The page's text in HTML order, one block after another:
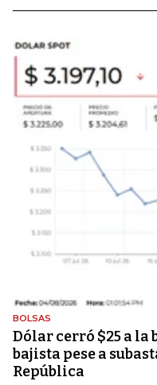
BOLSAS
Dólar cerró $25 a la
bajista pese a
República